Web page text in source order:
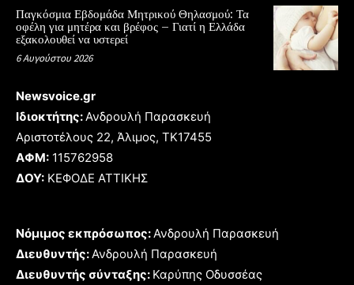
Παγκόσμια Εβδομάδα Μητρικού Θηλασμού: Τα
οφέλη για μητέρα και βρέφος – Γιατί η Ελλάδα
εξακολουθεί να υστερεί
6 Αυγούστου 2026
Newsvoice.gr
Ιδιοκτήτης: Ανδρουλή Παρασκευή
Αριστοτέλους 22, Άλιμος, TK17455
ΑΦΜ: 115762958
ΔΟΥ: ΚΕΦΟΔΕ ΑΤΤΙΚΗΣ
Νόμιμος εκπρόσωπος: Ανδρουλή Παρασκευή
Διευθυντής: Ανδρουλή Παρασκευή
Διευθυντής σύνταξης: Καρύπης Οδυσσέας